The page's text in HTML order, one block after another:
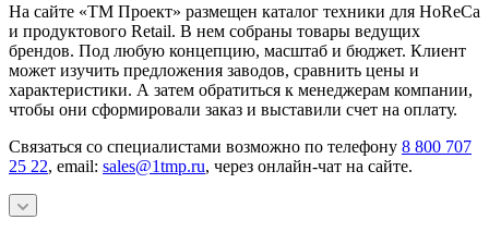
На сайте «ТМ Проект» размещен каталог техники для HoReCa
и продуктового Retail. В нем собраны товары ведущих
брендов. Под любую концепцию, масштаб и бюджет. Клиент
может изучить предложения заводов, сравнить цены и
характеристики. А затем обратиться к менеджерам компании,
чтобы они сформировали заказ и выставили счет на оплату.
Связаться со специалистами возможно по телефону 8 800 707
25 22, email: sales@1tmp.ru, через онлайн-чат на сайте.